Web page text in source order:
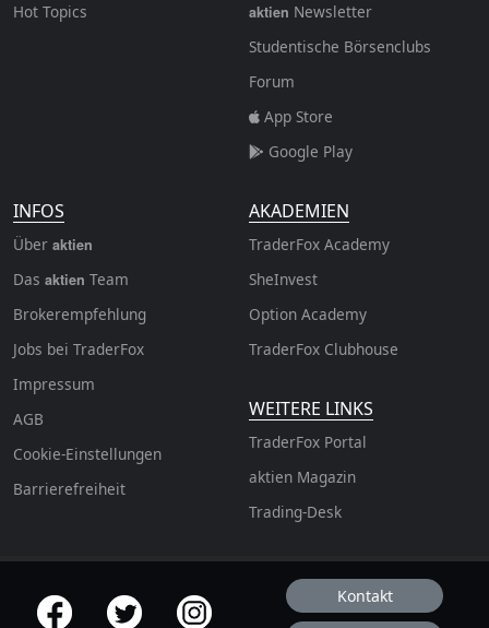
Hot Topics
aktien Newsletter
Studentische Börsenclubs
Forum
App Store
Google Play
INFOS
Über aktien
Das aktien Team
Brokerempfehlung
Jobs bei TraderFox
Impressum
AGB
Cookie-Einstellungen
Barrierefreiheit
AKADEMIEN
TraderFox Academy
SheInvest
Option Academy
TraderFox Clubhouse
WEITERE LINKS
TraderFox Portal
aktien Magazin
Trading-Desk
offizielle Social Media-Accounts Kontakt